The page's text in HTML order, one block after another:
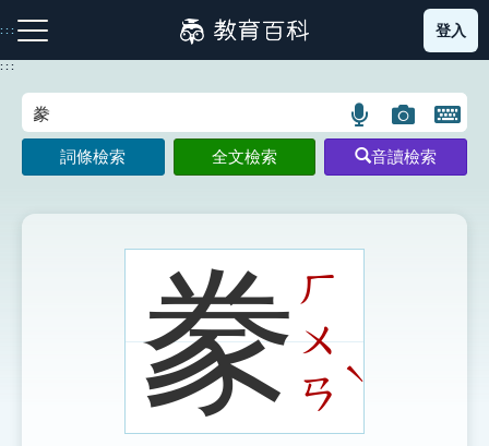
到
主
:::
注音索引圖示 筆畫索引圖示 部首索引表圖示
登入
:::
語
言
搜
示
圖
片
搜
開
鍵
圖
詞條檢索 全文檢索 音讀檢索
豢ㄏ
ㄨ
ㄢ
ˋ